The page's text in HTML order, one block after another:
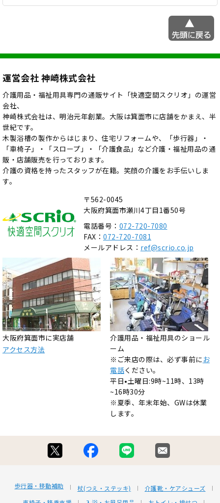
運営会社 神崎株式会社
介護用品・福祉用具専門の通販サイト「快適空間スクリオ」の運営
会社、
神崎株式会社は、明治元年創業。大阪は箕面市に店舗をかまえ、半
世紀です。
木製浴槽の製作からはじまり、住宅リフォームや、「歩行器」・
「車椅子」・「スロープ」・「介護食品」など介護・福祉用品の通
販・店舗販売を行っております。
介護の資格を持ったスタッフが在籍。笑顔の介護をお手伝いしま
す。
〒562-0045
大阪府箕面市瀬川4丁目1番50号
電話番号： 072-720-7080
FAX： 072-720-7081
メールアドレス： ref@scrio.co.jp
大阪府箕面市に実店舗
アクセス方法
介護用品・福祉用具のショール
ーム
※ご来店の際は、必ず事前に お
電話ください。
平日•土曜日:9時~11時、13時
~16時30分
※夏季、年末年始、GWは休業
します。
歩行器・移動補助 杖(つえ・ステッキ)
介護靴・ケアシューズ